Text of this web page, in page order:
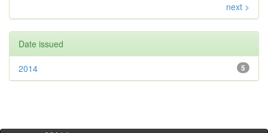
next >
Date issued
5
2014